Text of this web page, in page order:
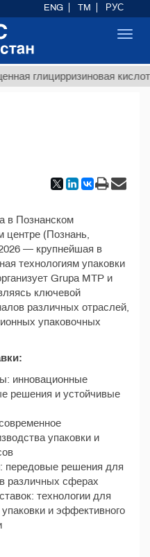
глицирризиновая
в Познанском
(Познань,
— крупнейшая в
технологиям упаковки
Grupa MTP и
ключевой
различных отраслей,
упаковочных
инновационные
решения и устойчивые
упаковки и
передовые решения для
различных сферах
технологии для
и эффективного
ENG TM РУС